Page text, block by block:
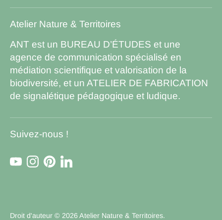
Atelier Nature & Territoires
ANT est un BUREAU D’ÉTUDES et une
agence de communication spécialisé en
médiation scientifique et valorisation de la
biodiversité, et un ATELIER DE FABRICATION
de signalétique pédagogique et ludique.
Suivez-nous !
Droit d'auteur © 2026Atelier Nature & Territoires.